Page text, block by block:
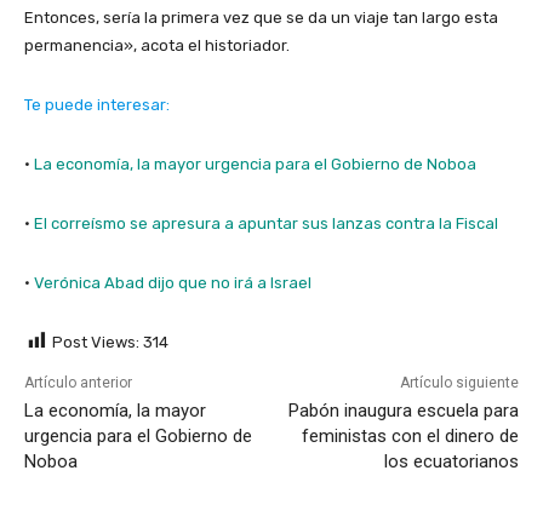
Entonces, sería la primera vez que se da un viaje tan largo esta
permanencia», acota el historiador.
Te puede interesar:
· La economía, la mayor urgencia para el Gobierno de Noboa
· El correísmo se apresura a apuntar sus lanzas contra la Fiscal
· Verónica Abad dijo que no irá a Israel
Post Views: 314
Artículo anterior
La economía, la mayor
urgencia para el Gobierno de
Noboa
Artículo siguiente
Pabón inaugura escuela para
feministas con el dinero de
los ecuatorianos